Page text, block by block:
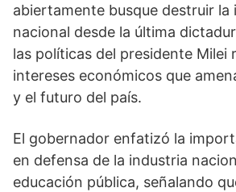
abiertamente busque destruir la
nacional desde la última
las políticas del presidente Milei
intereses económicos que
y el futuro del país.
El gobernador enfatizó la
en defensa de la industria
educación pública, señalando